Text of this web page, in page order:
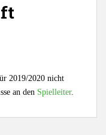
2019/2020 nicht
an den Spielleiter.